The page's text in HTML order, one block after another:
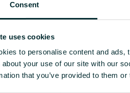
Consent
uses cookies
to personalise content and
about your use of our site with our
that you’ve provided to them